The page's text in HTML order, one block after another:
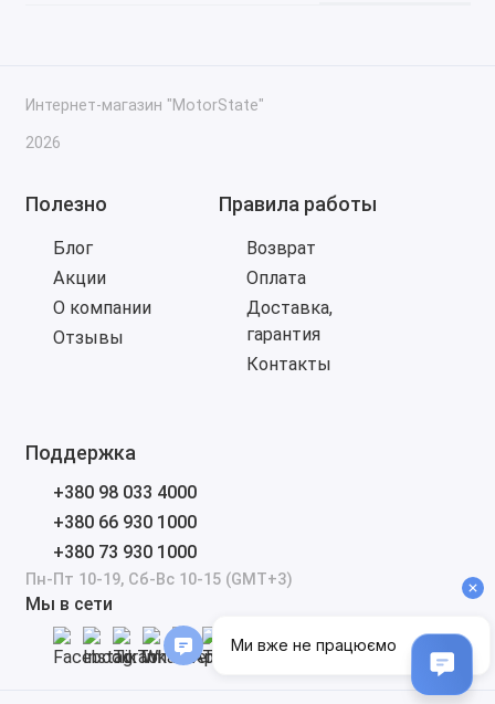
Интернет-магазин "MotorState"
2026
Полезно
Блог
Акции
О компании
Отзывы
Правила работы
Возврат
Оплата
Доставка,
гарантия
Контакты
Поддержка
+380 98 033 4000
+380 66 930 1000
+380 73 930 1000
Пн-Пт 10-19, Сб-Вс 10-15 (GMT+3)
Мы в сети